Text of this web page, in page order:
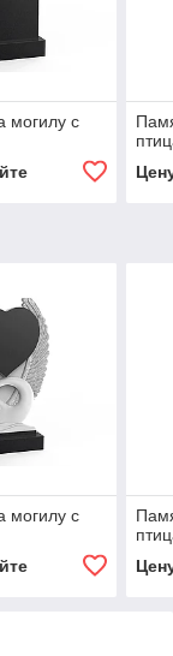
могилу с
могилу с